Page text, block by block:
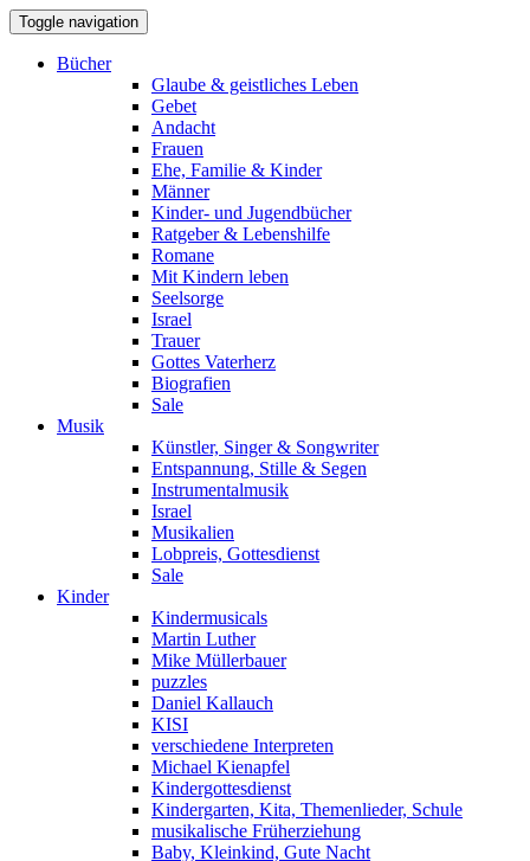
Toggle navigation
Bücher
Glaube & geistliches Leben
Gebet
Andacht
Frauen
Ehe, Familie & Kinder
Männer
Kinder- und Jugendbücher
Ratgeber & Lebenshilfe
Romane
Mit Kindern leben
Seelsorge
Israel
Trauer
Gottes Vaterherz
Biografien
Sale
Musik
Künstler, Singer & Songwriter
Entspannung, Stille & Segen
Instrumentalmusik
Israel
Musikalien
Lobpreis, Gottesdienst
Sale
Kinder
Kindermusicals
Martin Luther
Mike Müllerbauer
puzzles
Daniel Kallauch
KISI
verschiedene Interpreten
Michael Kienapfel
Kindergottesdienst
Kindergarten, Kita, Themenlieder, Schule
musikalische Früherziehung
Baby, Kleinkind, Gute Nacht